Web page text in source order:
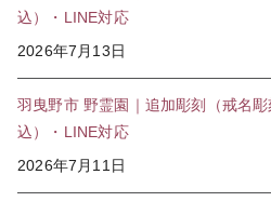
込）・LINE対応
2026年7月13日
羽曳野市 野霊園｜追加彫刻（戒名
込）・LINE対応
2026年7月11日